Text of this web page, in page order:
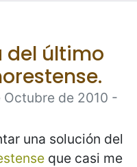
del último
Octubre de 2010 -
una solución del
que casi me